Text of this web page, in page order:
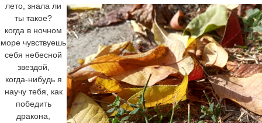
лето, знала ли
ты такое?
когда в ночном
море чувствуешь
себя небесной
звездой,
когда-нибудь я
научу тебя, как
победить
дракона,